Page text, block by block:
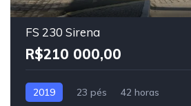
FS 230 Sirena
R$210 000,00
2019 23 pés 42 horas